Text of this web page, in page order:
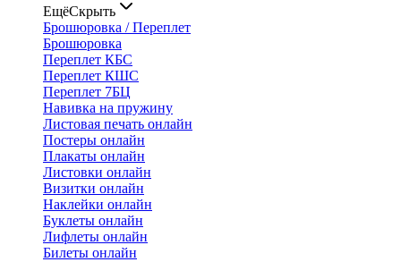
ЕщёСкрыть
Брошюровка / Переплет
Брошюровка
Переплет КБС
Переплет КШС
Переплет 7БЦ
Навивка на пружину
Листовая печать онлайн
Постеры онлайн
Плакаты онлайн
Листовки онлайн
Визитки онлайн
Наклейки онлайн
Буклеты онлайн
Лифлеты онлайн
Билеты онлайн